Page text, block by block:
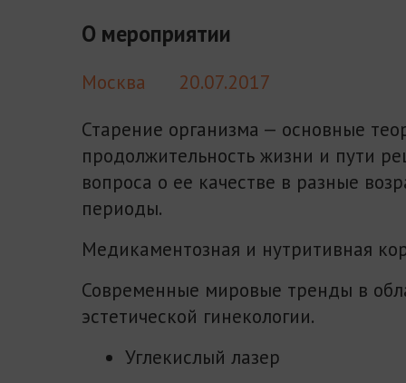
О мероприятии
Москва
20.07.2017
Старение организма — основные
продолжительность жизни и пути
вопроса о ее качестве в разные
периоды.
Медикаментозная и нутритивная
Современные мировые тренды в
эстетической гинекологии.
Углекислый лазер